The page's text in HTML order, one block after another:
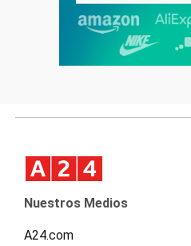
Nuestros Medios
A24.com